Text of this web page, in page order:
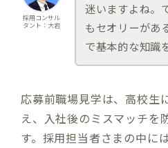
採用コンサル
タント：大岩
迷いますよね。
もセオリーがあ
で基本的な知識
応募前職場見学は、高校生
え、入社後のミスマッチを
す。採用担当者さまの中に